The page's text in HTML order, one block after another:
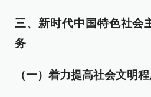
三、新时代中国特色社会
务
（一）着力提高社会文明